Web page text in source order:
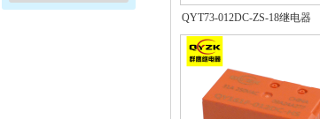
QYT73-012DC-ZS-18继电器